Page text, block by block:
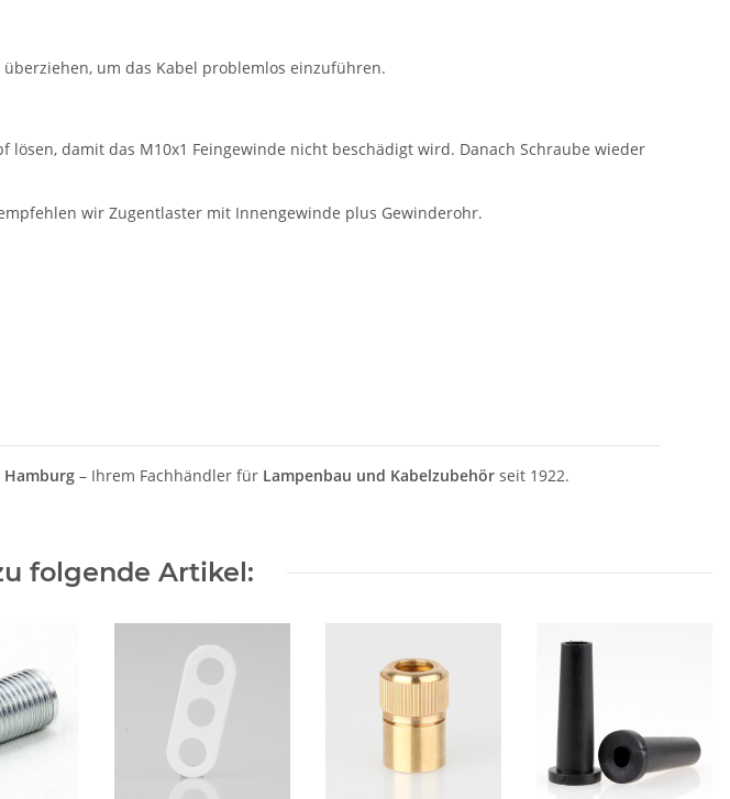
um das Kabel problemlos einzuführen.
lösen, damit das M10x1 Feingewinde nicht beschädigt wird. Danach Schraube wieder
wir Zugentlaster mit Innengewinde plus Gewinderohr.
Hamburg – Ihrem Fachhändler für Lampenbau und Kabelzubehör seit 1922.
folgende Artikel: